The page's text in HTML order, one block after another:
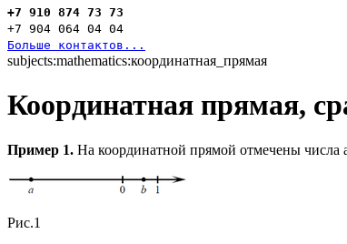
+7 910 874 73 73
+7 904 064 04 04
Больше контактов...
subjects:mathematics:координатная_прямая
Координатная прямая,
Пример 1. На координатной прямой отмечены числа
Рис.1